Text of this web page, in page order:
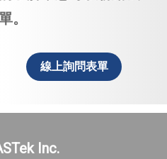
。
線上詢問表單
Inc.